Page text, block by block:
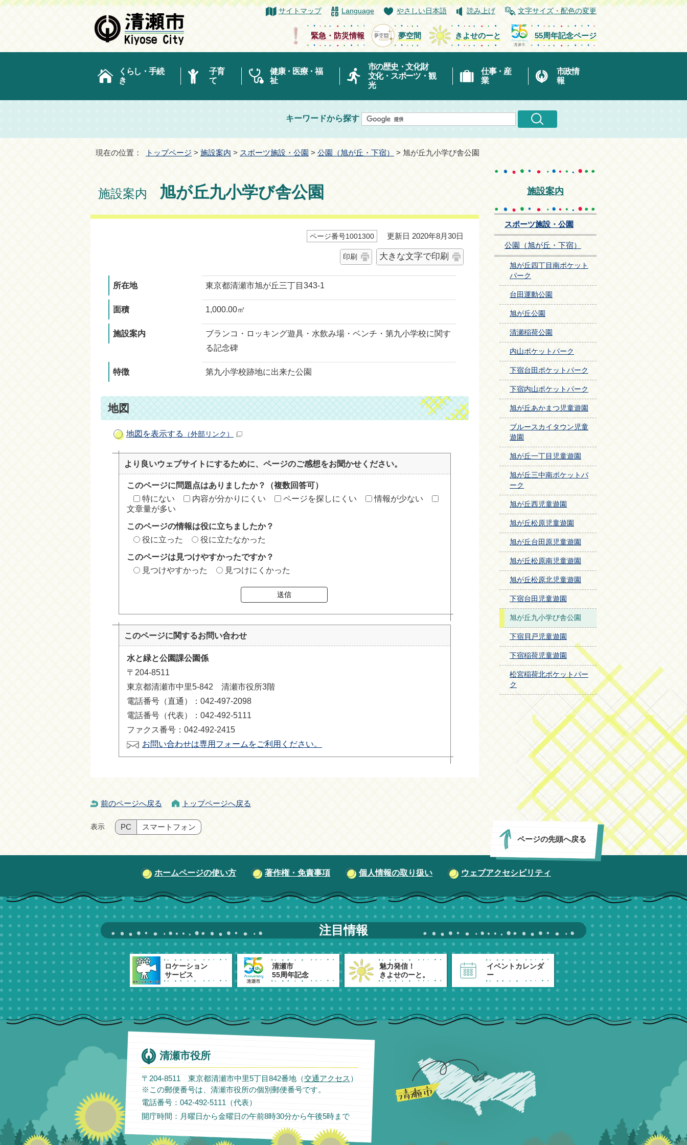
サイトマップ Language やさしい日本語 読み上げ 文字サイズ・配色の変更
緊急・防災情報 夢空間 きよせのーと 55周年記念ページ
くらし・手続
き
子育
て
健康・医療・福
祉
市の歴史・文化財
文化・スポーツ・観
光
仕事・産
業
市政情
報
キーワードから探す
現在の位置： トップページ > 施設案内 > スポーツ施設・公園 > 公園（旭が丘・下宿） > 旭が丘九小学び舎公園
施設案内 旭が丘九小学び舎公園
ページ番号1001300 更新日 2020年8月30日
印刷 大きな文字で印刷
所在地 東京都清瀬市旭が丘三丁目343-1
面積 1,000.00㎡
施設案内
ブランコ・ロッキング遊具・水飲み場・ベンチ・第九小学校に関す
る記念碑
特徴 第九小学校跡地に出来た公園
地図
地図を表示する （外部リンク）
より良いウェブサイトにするために、ページのご感想をお聞かせください。
このページに問題点はありましたか？（複数回答可）
特にない
内容が分かりにくい ページを探しにくい
情報が少ない
文章量が多い
このページの情報は役に立ちましたか？
役に立った
役に立たなかった
このページは見つけやすかったですか？
見つけやすかった
見つけにくかった
送信
このページに関するお問い合わせ
水と緑と公園課公園係
〒204-8511
東京都清瀬市中里5-842 清瀬市役所3階
電話番号（直通）：042-497-2098
電話番号（代表）：042-492-5111
ファクス番号：042-492-2415
お問い合わせは専用フォームをご利用ください。
施設案内
スポーツ施設・公園
公園（旭が丘・下宿）
旭が丘四丁目南ポケット
パーク
台田運動公園
旭が丘公園
清瀬稲荷公園
内山ポケットパーク
下宿台田ポケットパーク
下宿内山ポケットパーク
旭が丘あかまつ児童遊園
ブルースカイタウン児童
遊園
旭が丘一丁目児童遊園
旭が丘三中南ポケットパ
ーク
旭が丘西児童遊園
旭が丘松原児童遊園
旭が丘台田原児童遊園
旭が丘松原南児童遊園
旭が丘松原北児童遊園
下宿台田児童遊園
旭が丘九小学び舎公園
下宿貝戸児童遊園
下宿稲荷児童遊園
松宮稲荷北ポケットパー
ク
ページの先頭へ戻る
前のページへ戻る トップページへ戻る
表示 PC スマートフォン
ホームページの使い方 著作権・免責事項 個人情報の取り扱い ウェブアクセシビリティ
注目情報
ロケーション
サービス
清瀬市
55周年記念
魅力発信！
きよせのーと。
イベントカレンダ
ー
清瀬市役所
〒204-8511 東京都清瀬市中里5丁目842番地（交通アクセス ）
※この郵便番号は、清瀬市役所の個別郵便番号です。
電話番号：042-492-5111（代表）
開庁時間：月曜日から金曜日の午前8時30分から午後5時まで